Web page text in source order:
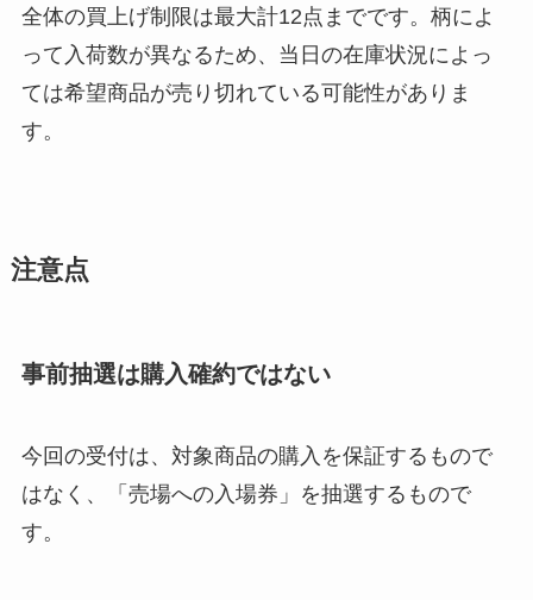
全体の買上げ制限は最大計12点までです。柄によ
って入荷数が異なるため、当日の在庫状況によっ
ては希望商品が売り切れている可能性がありま
す。
注意点
事前抽選は購入確約ではない
今回の受付は、対象商品の購入を保証するもので
はなく、「売場への入場券」を抽選するもので
す。